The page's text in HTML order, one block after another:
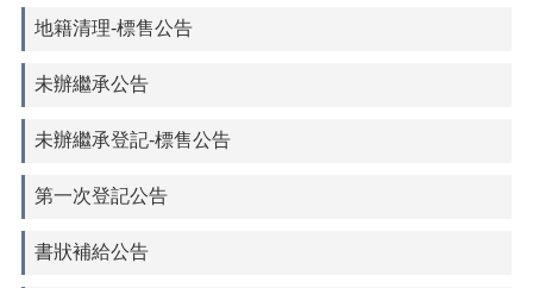
地籍清理-標售公告
未辦繼承公告
未辦繼承登記-標售公告
第一次登記公告
書狀補給公告